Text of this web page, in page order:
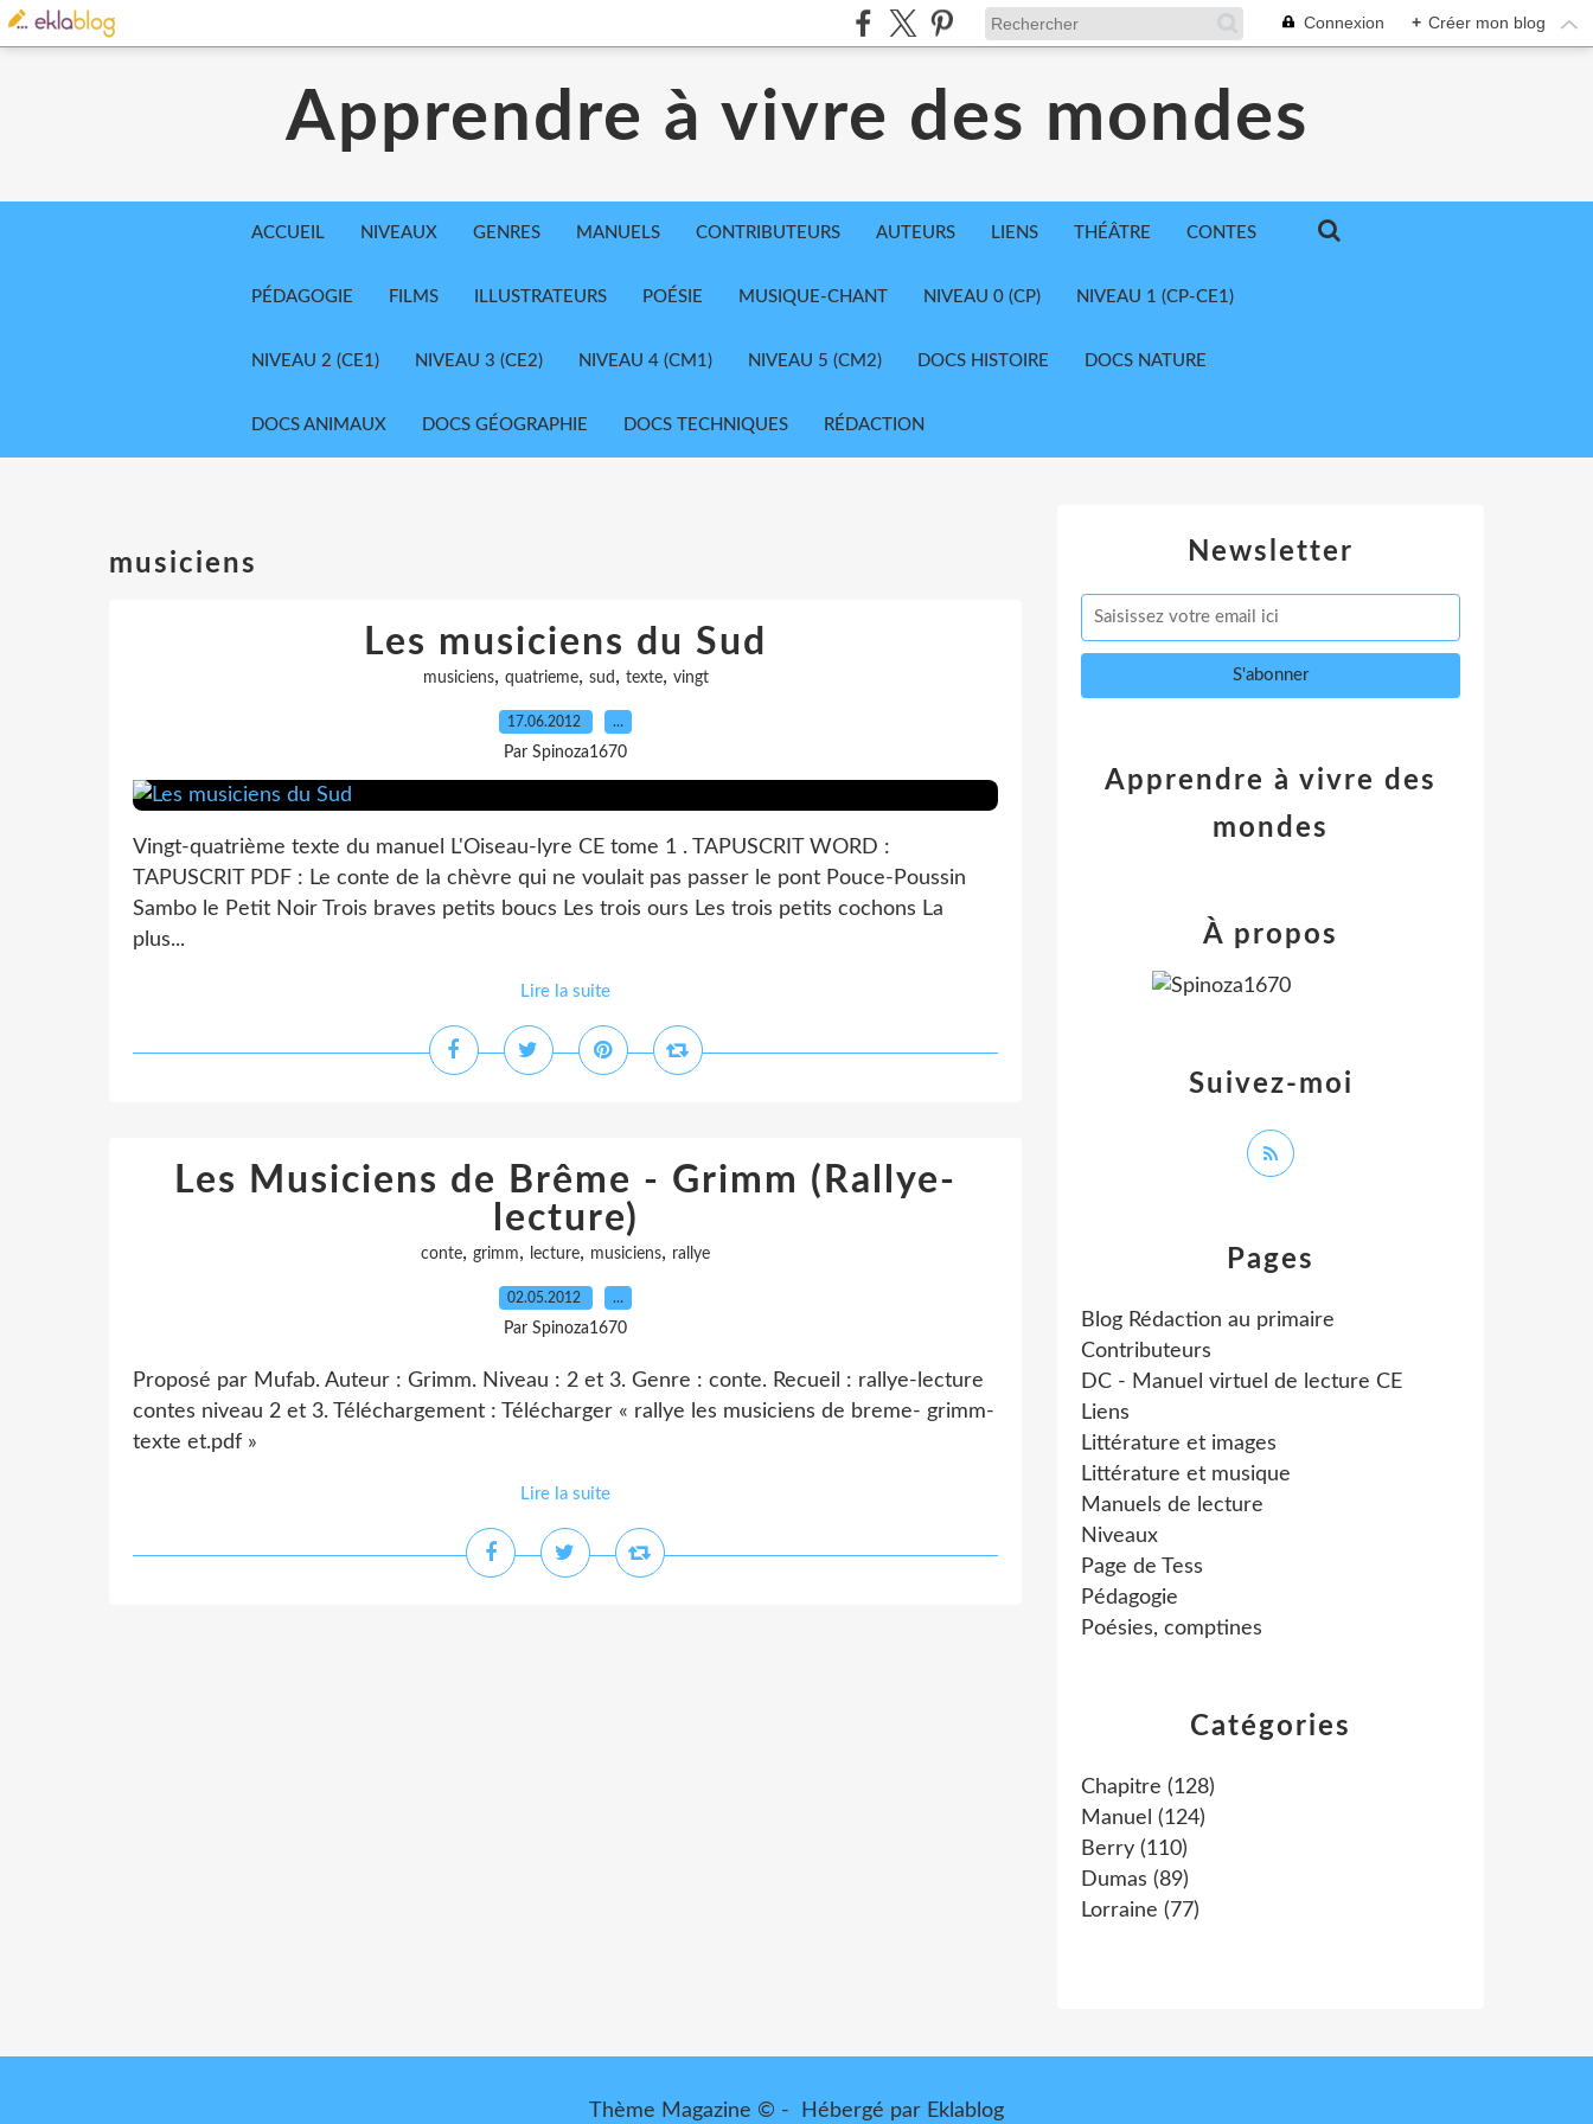
Connexion + Créer mon blog
Apprendre à vivre des mondes
ACCUEIL NIVEAUX GENRES MANUELS CONTRIBUTEURS AUTEURS LIENS THÉÂTRE CONTES
PÉDAGOGIE FILMS ILLUSTRATEURS POÉSIE MUSIQUE-CHANT NIVEAU 0 (CP) NIVEAU 1 (CP-CE1)
NIVEAU 2 (CE1) NIVEAU 3 (CE2) NIVEAU 4 (CM1) NIVEAU 5 (CM2) DOCS HISTOIRE DOCS NATURE
DOCS ANIMAUX DOCS GÉOGRAPHIE DOCS TECHNIQUES RÉDACTION
musiciens
Les musiciens du Sud
musiciens, quatrieme, sud , texte, vingt
17.06.2012 …
Par Spinoza1670
Vingt-quatrième texte du manuel L'Oiseau-lyre CE tome 1 . TAPUSCRIT WORD :
TAPUSCRIT PDF : Le conte de la chèvre qui ne voulait pas passer le pont Pouce-Poussin
Sambo le Petit Noir Trois braves petits boucs Les trois ours Les trois petits cochons La
plus...
Lire la suite
Les Musiciens de Brême - Grimm (Rallye-
lecture)
conte, grimm, lecture, musiciens, rallye
02.05.2012 …
Par Spinoza1670
Proposé par Mufab. Auteur : Grimm. Niveau : 2 et 3. Genre : conte. Recueil : rallye-lecture
contes niveau 2 et 3. Téléchargement : Télécharger « rallye les musiciens de breme- grimm-
texte et.pdf »
Lire la suite
Newsletter
Catégories
Chapitre (128)
Manuel (124)
Berry (110)
Dumas (89)
Lorraine (77)
Pages
Blog Rédaction au primaire
Contributeurs
DC - Manuel virtuel de lecture CE
Liens
Littérature et images
Littérature et musique
Manuels de lecture
Niveaux
Page de Tess
Pédagogie
Poésies, comptines
Apprendre à vivre des
mondes
Suivez-moi
À propos
Thème Magazine © - Hébergé par Eklablog